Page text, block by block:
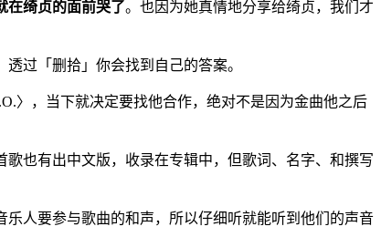
在绮贞的面前哭了。也因为她真情地分享给绮贞，我们才
过「删拾」你会找到自己的答案。
〉，当下就决定要找他合作，绝对不是因为金曲他之后
也有出中文版，收录在专辑中，但歌词、名字、和撰写
人要参与歌曲的和声，所以仔细听就能听到他们的声音